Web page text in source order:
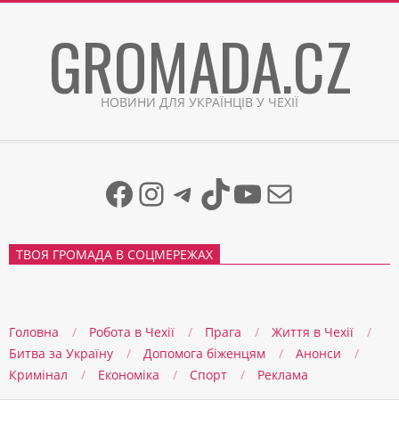
GROMADA.CZ
НОВИНИ ДЛЯ УКРАЇНЦІВ У ЧЕХІЇ
Facebook
Instagram
Telegram
TikTok
YouTube
Mail
ТВОЯ ГРОМАДА В СОЦМЕРЕЖАХ
Головна Робота в Чехії Прага
Життя в Чеxії
Битва за Україну
Допомога біженцям
Анонси
Кримінал
Економіка Спорт Реклама